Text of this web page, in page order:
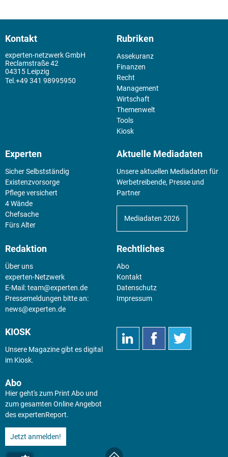
Kontakt
experten-netzwerk GmbH
Reclamstraße 42
04315 Leipzig
+49 341 98995950
Rubriken
Assekuranz
Finanzen
Recht
Management
Wirtschaft
Themenwelt
Tools
Kiosk
Experten
Sicher Selbstständig
Existenz­vorsorge
Pflege versichert
4 Wände
Chefsache
Fürs Alter
Aktuelle Mediadaten
Unsere aktuellen Mediadaten für
Werbetreibende, Presse und
Partner
Mediadaten 2026
Redaktion
Über uns
experten-Netzwerk
E-Mail:team@experten.de
Pressemeldungen bitte an:
news@experten.de
Rechtliches
Abo
Kontakt
Datenschutz
Impressum
KIOSK
Unsere Magazine gibt es digital
im Kiosk.
Abo
Hier geht's zum Print Abo und
zum gesamten Online Angebot
des expertenReport.
Jetzt anmelden!